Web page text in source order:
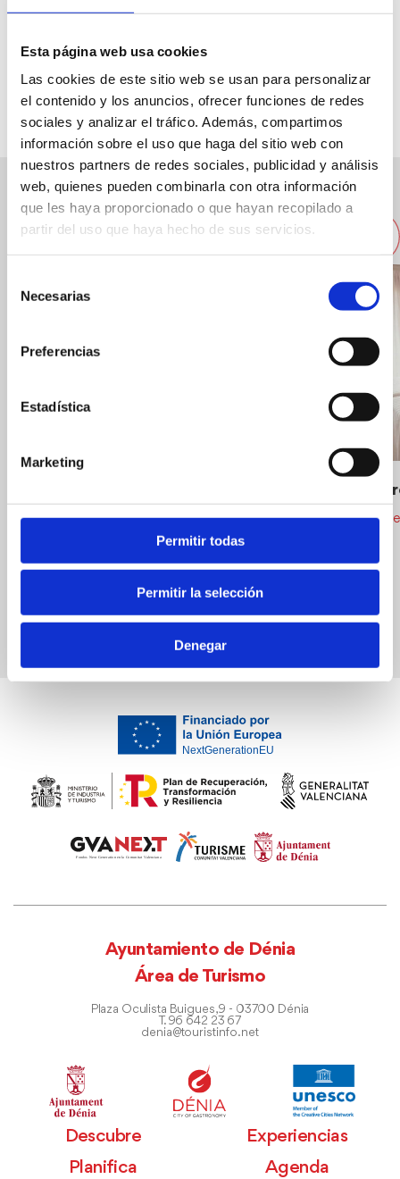
Esta página web usa cookies
Las cookies de este sitio web se usan para personalizar
el contenido y los anuncios, ofrecer funciones de redes
sociales y analizar el tráfico. Además, compartimos
información sobre el uso que haga del sitio web con
nuestros partners de redes sociales, publicidad y análisis
web, quienes pueden combinarla con otra información
que les haya proporcionado o que hayan recopilado a
partir del uso que haya hecho de sus servicios.
Necesarias
Preferencias
Estadística
Marketing
Permitir todas
Permitir la selección
Denegar
609 601 204
Otros restaurantes cercanos
Hs*
Hostales y
Ayuntamiento de Dénia
Área de Turismo
Plaza Oculista Buigues, 9 - 03700 Dénia
T. 96 642 23 67
denia@touristinfo.net
Descubre
Experiencias
Planifica
Agenda